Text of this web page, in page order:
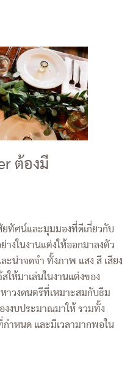
ต้องมี
ทัศน์และมุมมองที่ดีเกี่ยวกับ
งในงานแต่งให้ออกมาลงตัว
ะน่าจดจำ ทั้งภาพ แสง สี เสียง
ให้มาเล่นในงานแต่งของ
าวงดนตรีที่เหมาะสมกับธีม
งงบประมาณมาให้ รวมทั้ง
ำหนด และมีเวลามากพอใน